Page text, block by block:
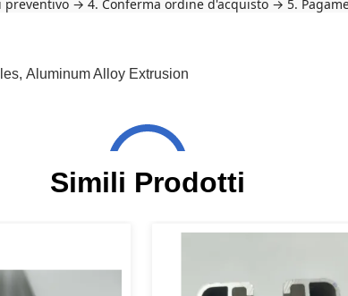
→ 4. Conferma ordine d'acquisto → 5.
, Aluminum Alloy Extrusion
Simili Prodotti